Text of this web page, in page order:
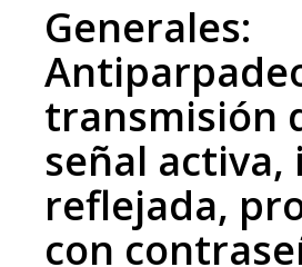
Generales:
transmisión
señal activa,
reflejada,
con